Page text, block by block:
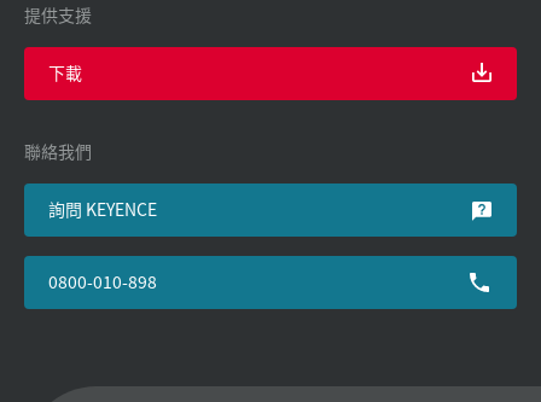
提供支援
下載
聯絡我們
詢問 KEYENCE
0800-010-898